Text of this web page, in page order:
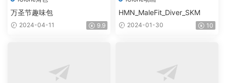
万圣节趣味包
2024-04-11 9.9
HMN_MaleFit_Diver_SKM
2024-01-30 10